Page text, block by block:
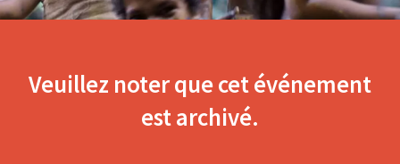
Veuillez noter que cet événement
est archivé.